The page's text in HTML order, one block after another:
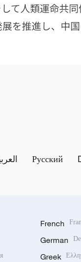
て人類運命共
を推進し、中
Русский
French
German
Greek